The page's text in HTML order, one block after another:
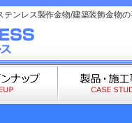
ンレス製作金物/建築装飾金物